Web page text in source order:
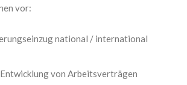
vor:
national / international
von Arbeitsverträgen